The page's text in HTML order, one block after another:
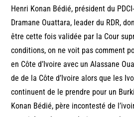
Henri Konan Bédié, président du
Dramane Ouattara, leader du RDR,
être cette fois validée par la Cour
conditions, on ne voit pas comment
en Côte d’Ivoire avec un Alassane
de de la Côte d’Ivoire alors que les
continuent de le prendre pour un
Konan Bédié, père incontesté de